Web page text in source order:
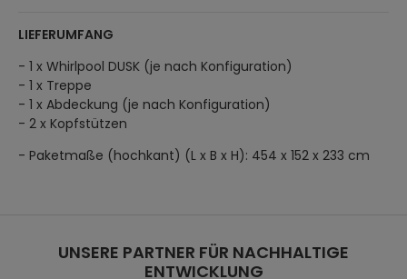
LIEFERUMFANG
- 1 x Whirlpool DUSK (je nach Konfiguration)
- 1 x Treppe
- 1 x Abdeckung (je nach Konfiguration)
- 2 x Kopfstützen
- Paketmaße (hochkant) (L x B x H): 454 x 152 x 233 cm
UNSERE PARTNER FÜR NACHHALTIGE
ENTWICKLUNG